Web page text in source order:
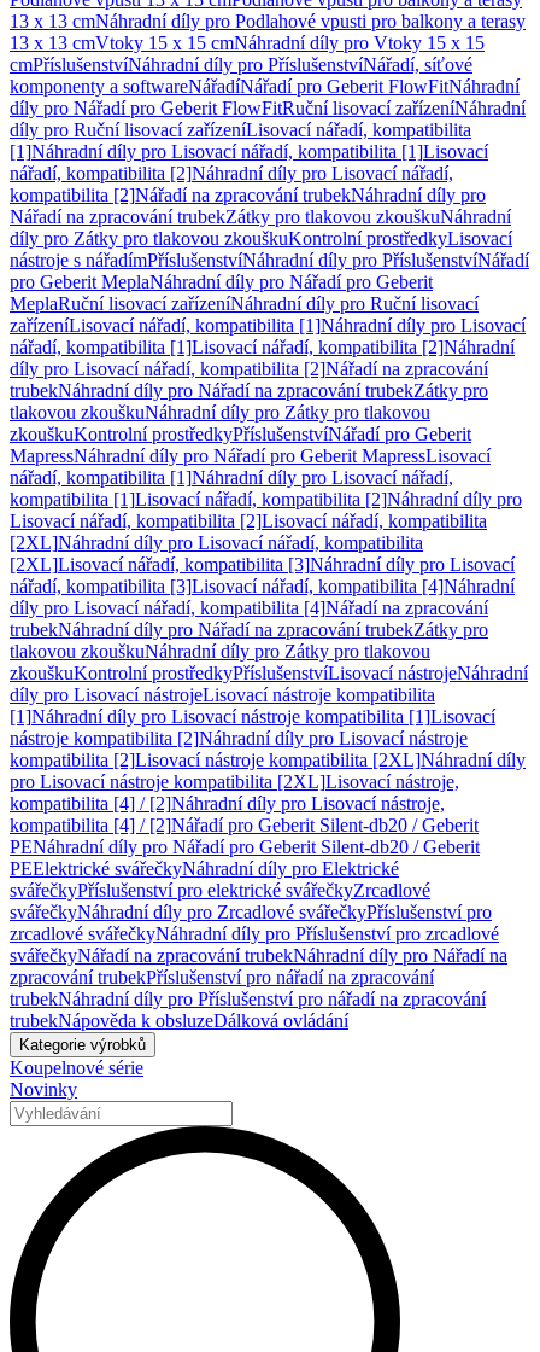
13 x 13 cmNáhradní díly pro Podlahové vpusti pro balkony a terasy
13 x 13 cmVtoky 15 x 15 cmNáhradní díly pro Vtoky 15 x 15
cmPříslušenstvíNáhradní díly pro PříslušenstvíNářadí, síťové
komponenty a softwareNářadíNářadí pro Geberit FlowFitNáhradní
díly pro Nářadí pro Geberit FlowFitRuční lisovací zařízeníNáhradní
díly pro Ruční lisovací zařízeníLisovací nářadí, kompatibilita
[1]Náhradní díly pro Lisovací nářadí, kompatibilita [1]Lisovací
nářadí, kompatibilita [2]Náhradní díly pro Lisovací nářadí,
kompatibilita [2]Nářadí na zpracování trubekNáhradní díly pro
Nářadí na zpracování trubekZátky pro tlakovou zkouškuNáhradní
díly pro Zátky pro tlakovou zkouškuKontrolní prostředkyLisovací
nástroje s nářadímPříslušenstvíNáhradní díly pro PříslušenstvíNářadí
pro Geberit MeplaNáhradní díly pro Nářadí pro Geberit
MeplaRuční lisovací zařízeníNáhradní díly pro Ruční lisovací
zařízeníLisovací nářadí, kompatibilita [1]Náhradní díly pro Lisovací
nářadí, kompatibilita [1]Lisovací nářadí, kompatibilita [2]Náhradní
díly pro Lisovací nářadí, kompatibilita [2]Nářadí na zpracování
trubekNáhradní díly pro Nářadí na zpracování trubekZátky pro
tlakovou zkouškuNáhradní díly pro Zátky pro tlakovou
zkouškuKontrolní prostředkyPříslušenstvíNářadí pro Geberit
MapressNáhradní díly pro Nářadí pro Geberit MapressLisovací
nářadí, kompatibilita [1]Náhradní díly pro Lisovací nářadí,
kompatibilita [1]Lisovací nářadí, kompatibilita [2]Náhradní díly pro
Lisovací nářadí, kompatibilita [2]Lisovací nářadí, kompatibilita
[2XL]Náhradní díly pro Lisovací nářadí, kompatibilita
[2XL]Lisovací nářadí, kompatibilita [3]Náhradní díly pro Lisovací
nářadí, kompatibilita [3]Lisovací nářadí, kompatibilita [4]Náhradní
díly pro Lisovací nářadí, kompatibilita [4]Nářadí na zpracování
trubekNáhradní díly pro Nářadí na zpracování trubekZátky pro
tlakovou zkouškuNáhradní díly pro Zátky pro tlakovou
zkouškuKontrolní prostředkyPříslušenstvíLisovací nástrojeNáhradní
díly pro Lisovací nástrojeLisovací nástroje kompatibilita
[1]Náhradní díly pro Lisovací nástroje kompatibilita [1]Lisovací
nástroje kompatibilita [2]Náhradní díly pro Lisovací nástroje
kompatibilita [2]Lisovací nástroje kompatibilita [2XL]Náhradní díly
pro Lisovací nástroje kompatibilita [2XL]Lisovací nástroje,
kompatibilita [4] / [2]Náhradní díly pro Lisovací nástroje,
kompatibilita [4] / [2]Nářadí pro Geberit Silent-db20 / Geberit
PENáhradní díly pro Nářadí pro Geberit Silent-db20 / Geberit
PEElektrické svářečkyNáhradní díly pro Elektrické
svářečkyPříslušenství pro elektrické svářečkyZrcadlové
svářečkyNáhradní díly pro Zrcadlové svářečkyPříslušenství pro
zrcadlové svářečkyNáhradní díly pro Příslušenství pro zrcadlové
svářečkyNářadí na zpracování trubekNáhradní díly pro Nářadí na
zpracování trubekPříslušenství pro nářadí na zpracování
trubekNáhradní díly pro Příslušenství pro nářadí na zpracování
trubekNápověda k obsluzeDálková ovládání
Kategorie výrobků
Koupelnové série
Novinky